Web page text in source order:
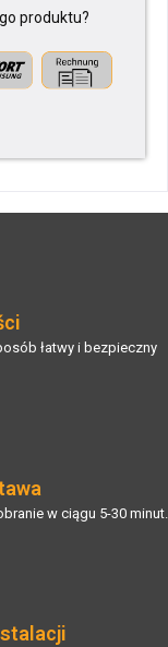
produktu?
łatwy i bezpieczny
w ciągu 5-30 minut.